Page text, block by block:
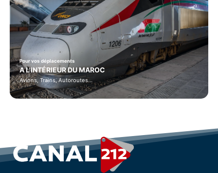
Pour vos déplacements
A L'INTÉRIEUR DU MAROC
Avions, Trains, Autoroutes…